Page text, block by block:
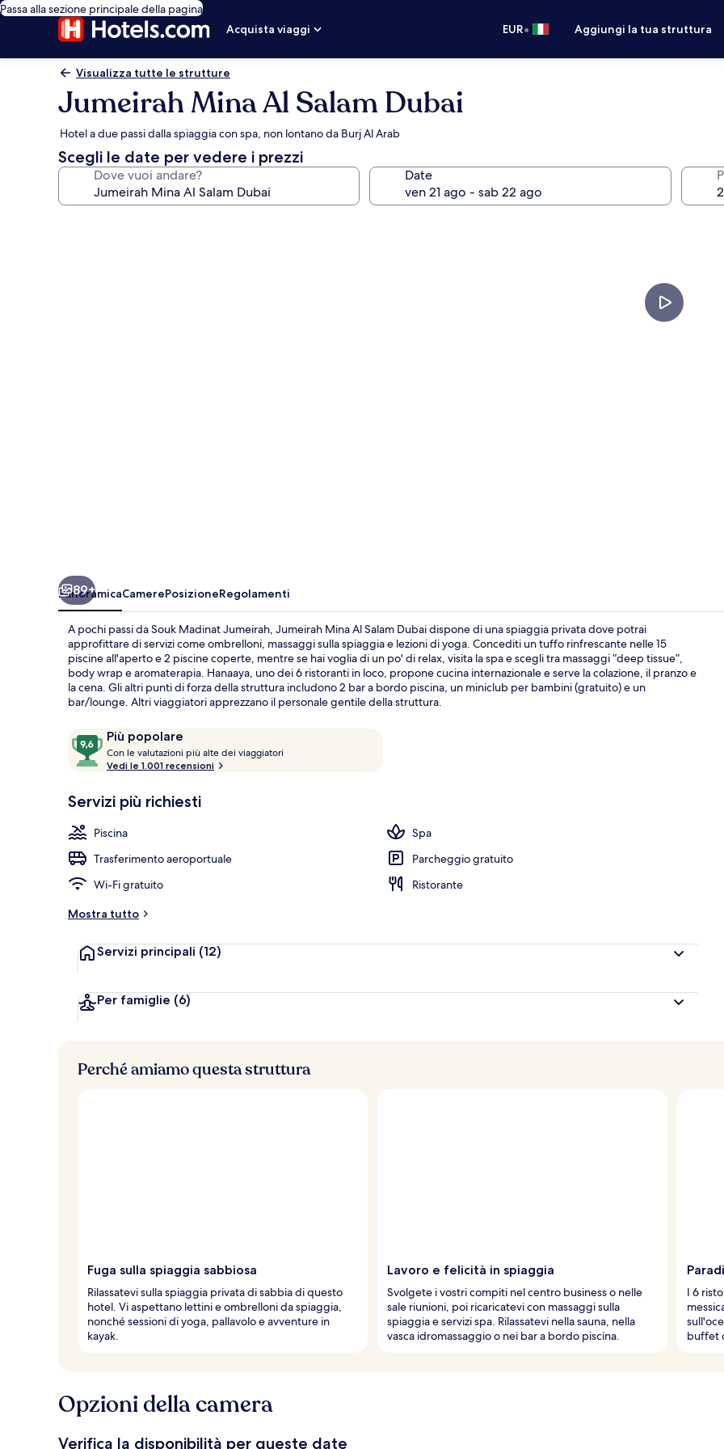
Passa alla sezione principale della pagina
Acquista viaggi
EUR• Aggiungi la tua struttura
Visualizza tutte le strutture
Jumeirah Mina Al Salam Dubai
Hotel a due passi dalla spiaggia con spa, non lontano da Burj Al Arab
Scegli le date per vedere i prezzi
Dove vuoi andare? Date
Con vista
89+
PanoramicaCamerePosizioneRegolamenti
A pochi passi da Souk Madinat Jumeirah, Jumeirah Mina Al Salam Dubai dispone di una spiaggia privata dove potrai
approfittare di servizi come ombrelloni, massaggi sulla spiaggia e lezioni di yoga. Concediti un tuffo rinfrescante nelle 15
piscine all'aperto e 2 piscine coperte, mentre se hai voglia di un po' di relax, visita la spa e scegli tra massaggi “deep tissue”,
body wrap e aromaterapia. Hanaaya, uno dei 6 ristoranti in loco, propone cucina internazionale e serve la colazione, il pranzo e
la cena. Gli altri punti di forza della struttura includono 2 bar a bordo piscina, un miniclub per bambini (gratuito) e un
bar/lounge. Altri viaggiatori apprezzano il personale gentile della struttura.
RecensioniPiù popolare
9,6
su
10,
popolare
Con le valutazioni più alte dei viaggiatori
z
i
a
t
Vedi le 1.001 recensioni
Servizi più richiesti
Piscina
Spa
Trasferimento aeroportuale
Parcheggio gratuito
Wi-Fi gratuito
Ristorante
Mostra tutto
Servizi principali (12)
Per famiglie (6)
Perché amiamo questa struttura
Fuga sulla spiaggia sabbiosa
Rilassatevi sulla spiaggia privata di sabbia di questo
hotel. Vi aspettano lettini e ombrelloni da spiaggia,
nonché sessioni di yoga, pallavolo e avventure in
kayak.
Lavoro e felicità in spiaggia
Svolgete i vostri compiti nel centro business o nelle
sale riunioni, poi ricaricatevi con massaggi sulla
spiaggia e servizi spa. Rilassatevi nella sauna, nella
vasca idromassaggio o nei bar a bordo piscina.
I 6
buffet
Opzioni della camera
Verifica la disponibilità per queste date